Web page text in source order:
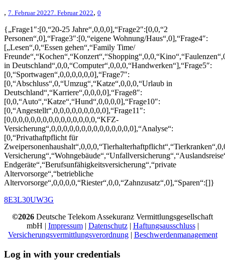
, 7. Februar 20227. Februar 2022, 0
{„Frage1″:[0,“20-25 Jahre“,0,0,0],“Frage2″:[0,0,“2
Personen“,0],“Frage3″:[0,“eigene Wohnung/Haus“,0],“Frage4″:
[„Lesen“,0,“Essen gehen“,“Family Time/
in Deutschland“,0,0,“Computer“,0,0,0,“Handwerken“],“Frage5″:
[0,“Sportwagen“,0,0,0,0,0,0],“Frage7″:
[0,“Abschluss“,0,“Umzug“,“Katze“,0,0,0,“Urlaub in
Deutschland“,“Karriere“,0,0,0,0],“Frage8″:
[0,0,“Auto“,“Katze“,“Hund“,0,0,0,0],“Frage10″:
[0,“Angestellt“,0,0,0,0,0,0,0,0,0],“Frage11″:
[0,0,0,0,0,0,0,0,0,0,0,0,0,0,0,“KFZ-
Versicherung“,0,0,0,0,0,0,0,0,0,0,0,0,0,0],“Analyse“:
[0,“Privathaftpflicht für
Endgeräte“,“Berufsunfähigkeitsversicherung“,“private
Altervorsorge“,“betriebliche
Altervorsorge“,0,0,0,0,“Riester“,0,0,“Zahnzusatz“,0],“Sparen“:[]}
8E3L30UW3G
©2026 Deutsche Telekom Assekuranz Vermittlungsgesellschaft
mbH | Impressum| Datenschutz| Haftungsausschluss|
Versicherungsvermittlungsverordnung| Beschwerdenmanagement
Log in with your credentials